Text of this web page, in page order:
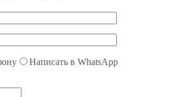
Написать в WhatsApp